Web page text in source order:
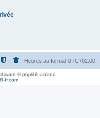
Heures au format UTC+02:00
© phpBB Limited
fr.com